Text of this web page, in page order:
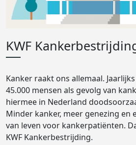
KWF
Kanker raakt ons allemaal.
45.000 mensen als gevolg van
hiermee in Nederland
Minder kanker, meer genezing en
van leven voor kankerpatiënten.
KWF Kankerbestrijding.